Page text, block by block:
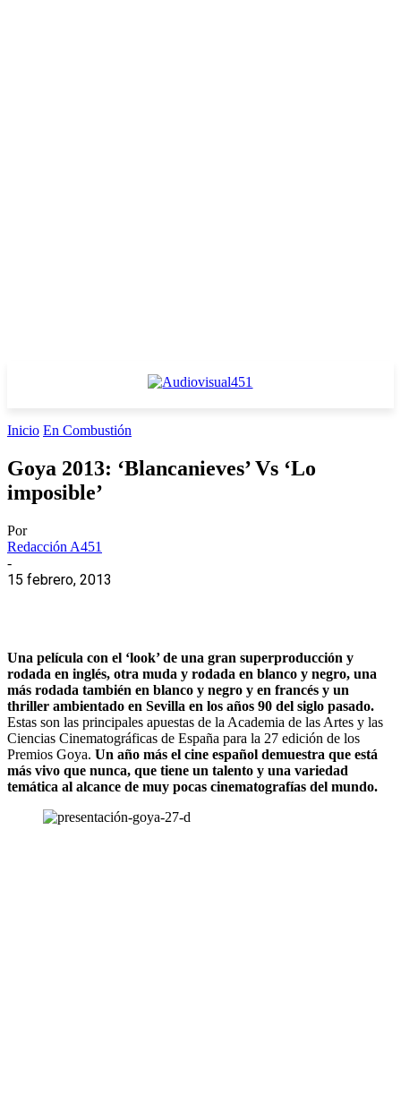
Inicio En Combustión
Goya 2013: ‘Blancanieves’ Vs ‘Lo
imposible’
Por
Redacción A451
-
15 febrero, 2013
Una película con el ‘look’ de una gran superproducción y
rodada en inglés, otra muda y rodada en blanco y negro, una
más rodada también en blanco y negro y en francés y un
thriller ambientado en Sevilla en los años 90 del siglo pasado.
Estas son las principales apuestas de la Academia de las Artes y las
Ciencias Cinematográficas de España para la 27 edición de los
Premios Goya. Un año más el cine español demuestra que está
más vivo que nunca, que tiene un talento y una variedad
temática al alcance de muy pocas cinematografías del mundo.